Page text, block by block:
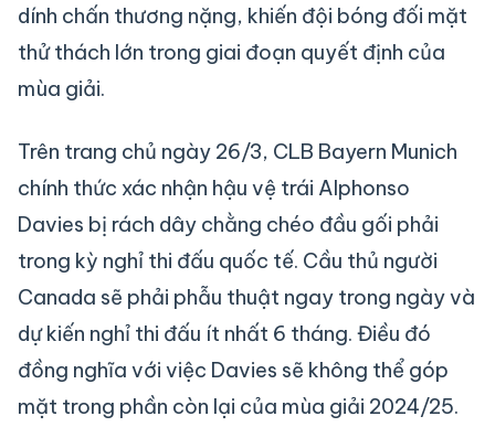
dính chấn thương nặng, khiến đội bóng đối mặt
thử thách lớn trong giai đoạn quyết định của
mùa giải.
Trên trang chủ ngày 26/3, CLB Bayern Munich
chính thức xác nhận hậu vệ trái Alphonso
Davies bị rách dây chằng chéo đầu gối phải
trong kỳ nghỉ thi đấu quốc tế. Cầu thủ người
Canada sẽ phải phẫu thuật ngay trong ngày và
dự kiến nghỉ thi đấu ít nhất 6 tháng. Điều đó
đồng nghĩa với việc Davies sẽ không thể góp
mặt trong phần còn lại của mùa giải 2024/25.